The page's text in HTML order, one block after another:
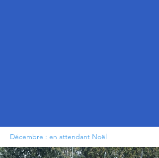
Décembre : en attendant Noël